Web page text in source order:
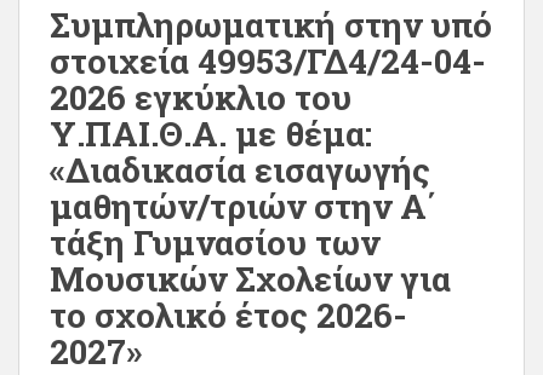
Συμπληρωματική στην υπό
στοιχεία 49953/ΓΔ4/24-04-
2026 εγκύκλιο του
Υ.ΠΑΙ.Θ.Α. με θέμα:
«Διαδικασία εισαγωγής
μαθητών/τριών στην Α΄
τάξη Γυμνασίου των
Μουσικών Σχολείων για
το σχολικό έτος 2026-
2027»